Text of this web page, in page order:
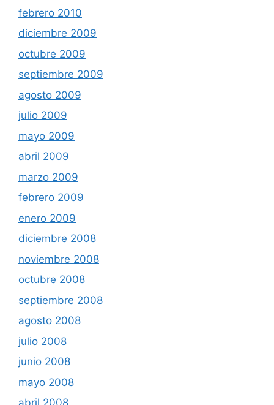
febrero 2010
diciembre 2009
octubre 2009
septiembre 2009
agosto 2009
julio 2009
mayo 2009
abril 2009
marzo 2009
febrero 2009
enero 2009
diciembre 2008
noviembre 2008
octubre 2008
septiembre 2008
agosto 2008
julio 2008
junio 2008
mayo 2008
abril 2008